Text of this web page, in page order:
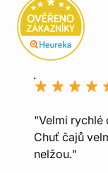
"Velmi rychlé
Chuť čajů
nelžou."